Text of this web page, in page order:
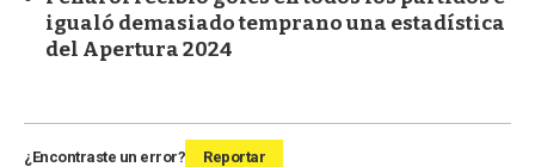
igualó demasiado temprano una estadística
del Apertura 2024
¿Encontraste un error? Reportar